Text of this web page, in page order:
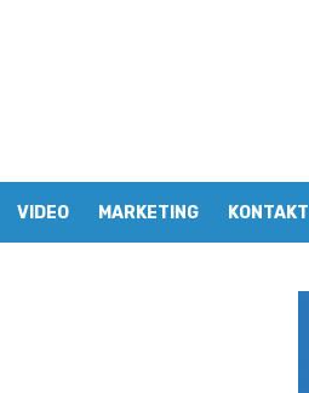
VIDEO MARKETING KONTAKT